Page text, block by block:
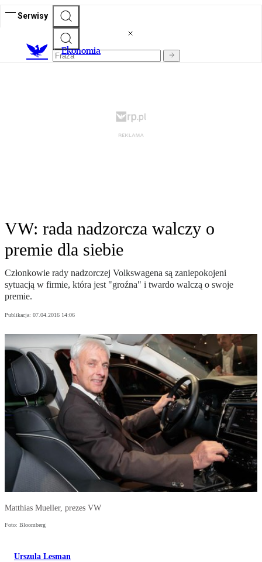
Serwisy
Ekonomia
VW: rada nadzorcza walczy o
premie dla siebie
Członkowie rady nadzorczej Volkswagena są zaniepokojeni
sytuacją w firmie, która jest "groźna" i twardo walczą o swoje
premie.
Publikacja: 07.04.2016 14:06
Matthias Mueller, prezes VW
Foto: Bloomberg
Urszula Lesman